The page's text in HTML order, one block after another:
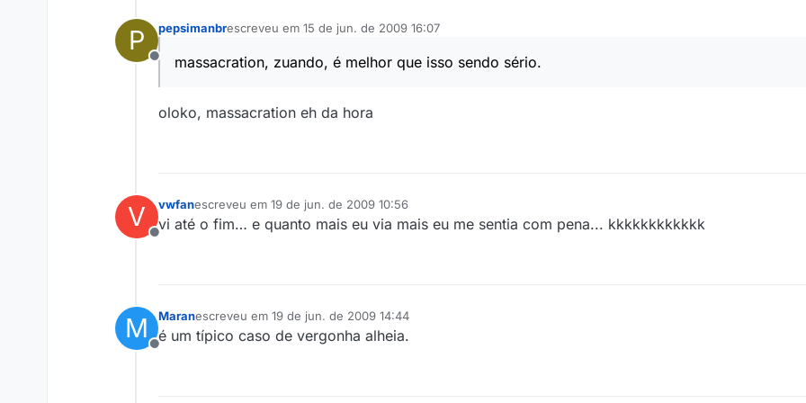
P
Offline
pepsimanbrescreveu em 15 de jun. de 2009 16:07
última edição por
massacration, zuando, é melhor que isso sendo sério.
oloko, massacration eh da hora
V
Offline
vwfanescreveu em 19 de jun. de 2009 10:56
última edição por
vi até o fim… e quanto mais eu via mais eu me sentia com pena... kkkkkkkkkkkk
M
Offline
Maranescreveu em 19 de jun. de 2009 14:44
última edição por
é um típico caso de vergonha alheia.